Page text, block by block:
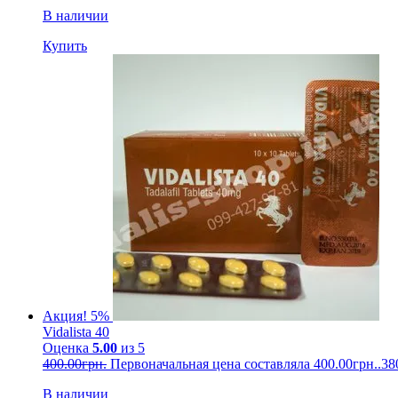
В наличии
Купить
Акция! 5%
Vidalista 40
Оценка 5.00 из 5
400.00грн. Первоначальная цена составляла 400.00грн..
В наличии